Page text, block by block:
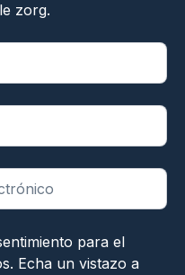
zorg.
para el
Echa un vistazo a